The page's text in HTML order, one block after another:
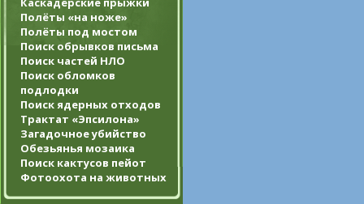
Полёты «на ноже»
Полёты под мостом
Поиск обрывков письма
Поиск частей НЛО
Поиск обломков
подлодки
Поиск ядерных отходов
Трактат «Эпсилона»
Загадочное убийство
Обезьянья мозаика
Поиск кактусов пейот
Фотоохота на животных